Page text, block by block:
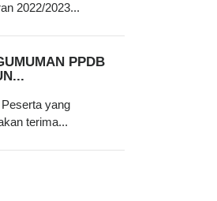
2022/2023...
PPDB
yang
terima...